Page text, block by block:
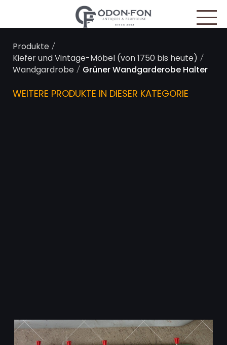
Produkte/
Kiefer und Vintage-Möbel (von 1750 bis heute) /
Wandgardrobe/ Grüner Wandgarderobe Halter
WEITERE PRODUKTE IN DIESER KATEGORIE